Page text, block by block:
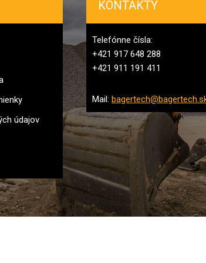
údajov
KONTAKTY
Telefónne čísla:
+421 917 648 288
+421 911 191 411
Mail: